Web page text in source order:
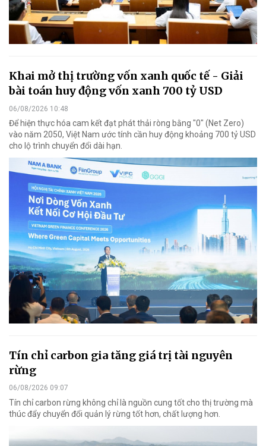
Khai mở thị trường vốn xanh quốc tế - Giải
bài toán huy động vốn xanh 700 tỷ USD
06/08/2026 10:48
Để hiện thực hóa cam kết đạt phát thải ròng bằng "0" (Net Zero)
vào năm 2050, Việt Nam ước tính cần huy động khoảng 700 tỷ USD
cho lộ trình chuyển đổi dài hạn.
Tín chỉ carbon gia tăng giá trị tài nguyên
rừng
06/08/2026 09:07
Tín chỉ carbon rừng không chỉ là nguồn cung tốt cho thị trường mà
thúc đẩy chuyển đổi quản lý rừng tốt hơn, chất lượng hơn.